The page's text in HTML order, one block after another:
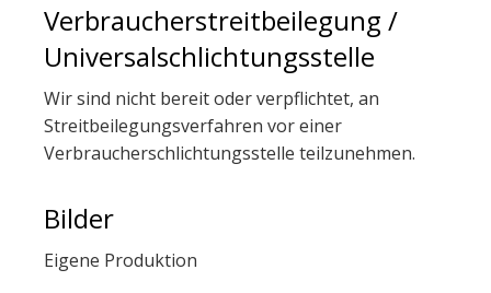
Verbraucherstreitbeilegung /
Universalschlichtungsstelle
Wir sind nicht bereit oder verpflichtet, an
Streitbeilegungsverfahren vor einer
Verbraucherschlichtungsstelle teilzunehmen.
Bilder
Eigene Produktion